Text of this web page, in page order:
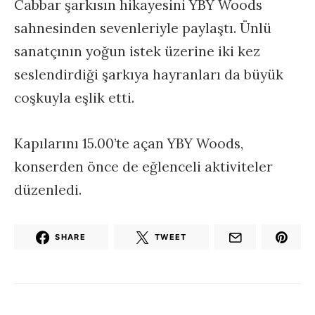
Cabbar şarkısın hikayesini YBY Woods
sahnesinden sevenleriyle paylaştı. Ünlü
sanatçının yoğun istek üzerine iki kez
seslendirdiği şarkıya hayranları da büyük
coşkuyla eşlik etti.
Kapılarını 15.00’te açan YBY Woods,
konserden önce de eğlenceli aktiviteler
düzenledi.
SHARE TWEET